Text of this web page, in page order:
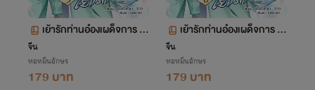
เย้ารักท่านอ๋องเผด็จการ เล่
จีน
หอหมื่นอักษร
179 บาท
เย้ารักท่านอ๋องเผด็จการ เล่
จีน
หอหมื่นอักษร
179 บาท